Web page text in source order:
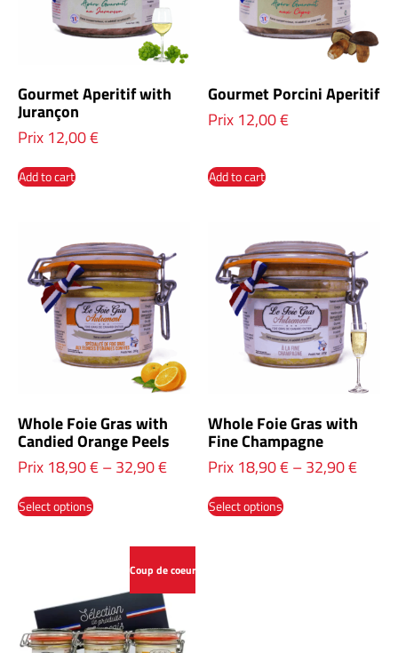
Gourmet Aperitif with
Jurançon
Prix 12,00€
Add to cart
Gourmet Porcini Aperitif
Prix 12,00€
Add to cart
Whole Foie Gras with
Candied Orange Peels
Prix 18,90€–32,90€
Select options
Whole Foie Gras with
Fine Champagne
Prix 18,90€–32,90€
Select options
Coup de coeur